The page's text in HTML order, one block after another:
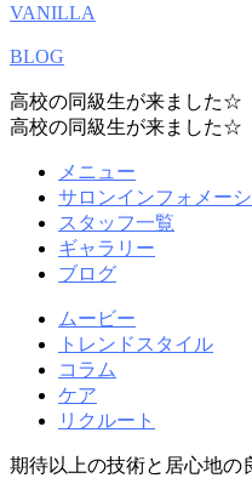
VANILLA
BLOG
高校の同級生が来ました☆
高校の同級生が来ました☆
メニュー
サロンインフォメー
スタッフ一覧
ギャラリー
ブログ
ムービー
トレンドスタイル
コラム
ケア
リクルート
期待以上の技術と居心地の